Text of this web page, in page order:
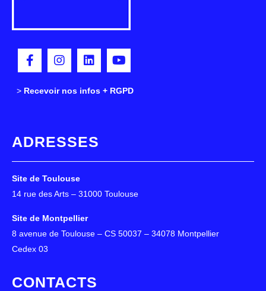
> Recevoir nos infos + RGPD
ADRESSES
Site de Toulouse
14 rue des Arts – 31000 Toulouse
Site de Montpellier
8 avenue de Toulouse – CS 50037 – 34078 Montpellier
Cedex 03
CONTACTS